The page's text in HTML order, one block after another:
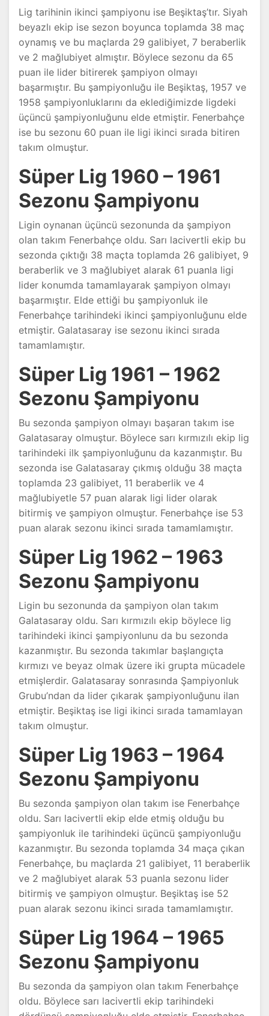
Lig tarihinin ikinci şampiyonu ise Beşiktaş’tır. Siyah
beyazlı ekip ise sezon boyunca toplamda 38 maç
oynamış ve bu maçlarda 29 galibiyet, 7 beraberlik
ve 2 mağlubiyet almıştır. Böylece sezonu da 65
puan ile lider bitirerek şampiyon olmayı
başarmıştır. Bu şampiyonluğu ile Beşiktaş, 1957 ve
1958 şampiyonluklarını da eklediğimizde ligdeki
üçüncü şampiyonluğunu elde etmiştir. Fenerbahçe
ise bu sezonu 60 puan ile ligi ikinci sırada bitiren
takım olmuştur.
Süper Lig 1960 – 1961
Sezonu Şampiyonu
Ligin oynanan üçüncü sezonunda da şampiyon
olan takım Fenerbahçe oldu. Sarı lacivertli ekip bu
sezonda çıktığı 38 maçta toplamda 26 galibiyet, 9
beraberlik ve 3 mağlubiyet alarak 61 puanla ligi
lider konumda tamamlayarak şampiyon olmayı
başarmıştır. Elde ettiği bu şampiyonluk ile
Fenerbahçe tarihindeki ikinci şampiyonluğunu elde
etmiştir. Galatasaray ise sezonu ikinci sırada
tamamlamıştır.
Süper Lig 1961 – 1962
Sezonu Şampiyonu
Bu sezonda şampiyon olmayı başaran takım ise
Galatasaray olmuştur. Böylece sarı kırmızılı ekip lig
tarihindeki ilk şampiyonluğunu da kazanmıştır. Bu
sezonda ise Galatasaray çıkmış olduğu 38 maçta
toplamda 23 galibiyet, 11 beraberlik ve 4
mağlubiyetle 57 puan alarak ligi lider olarak
bitirmiş ve şampiyon olmuştur. Fenerbahçe ise 53
puan alarak sezonu ikinci sırada tamamlamıştır.
Süper Lig 1962 – 1963
Sezonu Şampiyonu
Ligin bu sezonunda da şampiyon olan takım
Galatasaray oldu. Sarı kırmızılı ekip böylece lig
tarihindeki ikinci şampiyonlunu da bu sezonda
kazanmıştır. Bu sezonda takımlar başlangıçta
kırmızı ve beyaz olmak üzere iki grupta mücadele
etmişlerdir. Galatasaray sonrasında Şampiyonluk
Grubu’ndan da lider çıkarak şampiyonluğunu ilan
etmiştir. Beşiktaş ise ligi ikinci sırada tamamlayan
takım olmuştur.
Süper Lig 1963 – 1964
Sezonu Şampiyonu
Bu sezonda şampiyon olan takım ise Fenerbahçe
oldu. Sarı lacivertli ekip elde etmiş olduğu bu
şampiyonluk ile tarihindeki üçüncü şampiyonluğu
kazanmıştır. Bu sezonda toplamda 34 maça çıkan
Fenerbahçe, bu maçlarda 21 galibiyet, 11 beraberlik
ve 2 mağlubiyet alarak 53 puanla sezonu lider
bitirmiş ve şampiyon olmuştur. Beşiktaş ise 52
puan alarak sezonu ikinci sırada tamamlamıştır.
Süper Lig 1964 – 1965
Sezonu Şampiyonu
Bu sezonda da şampiyon olan takım Fenerbahçe
oldu. Böylece sarı lacivertli ekip tarihindeki